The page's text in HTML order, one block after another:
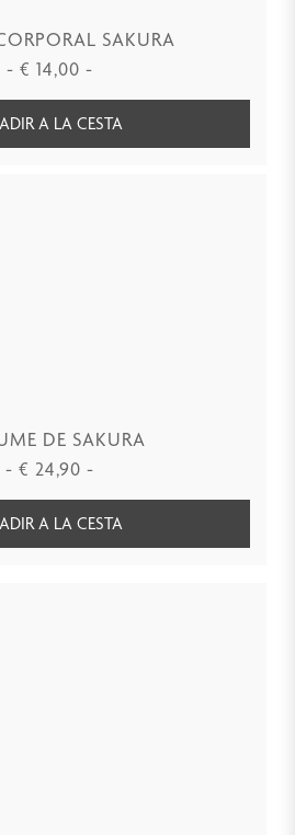
SAKURA
- € 14,00 -
A LA CESTA
DE SAKURA
- € 24,90 -
A LA CESTA